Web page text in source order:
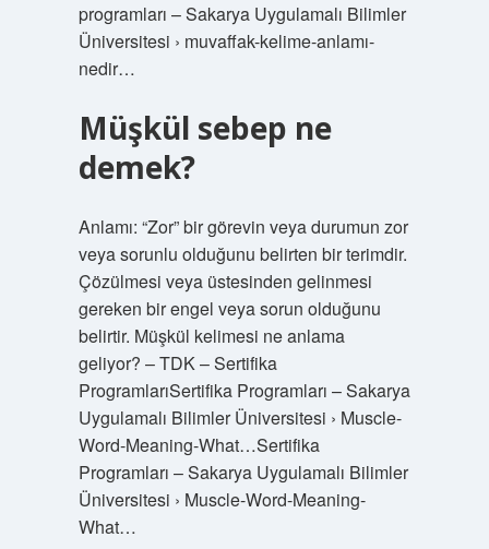
programları – Sakarya Uygulamalı Bilimler
Üniversitesi › muvaffak-kelime-anlamı-
nedir…
Müşkül sebep ne
demek?
Anlamı: “Zor” bir görevin veya durumun zor
veya sorunlu olduğunu belirten bir terimdir.
Çözülmesi veya üstesinden gelinmesi
gereken bir engel veya sorun olduğunu
belirtir. Müşkül kelimesi ne anlama
geliyor? – TDK – Sertifika
ProgramlarıSertifika Programları – Sakarya
Uygulamalı Bilimler Üniversitesi › Muscle-
Word-Meaning-What…Sertifika
Programları – Sakarya Uygulamalı Bilimler
Üniversitesi › Muscle-Word-Meaning-
What…